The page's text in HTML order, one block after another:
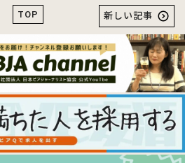
TOP 新しい記事